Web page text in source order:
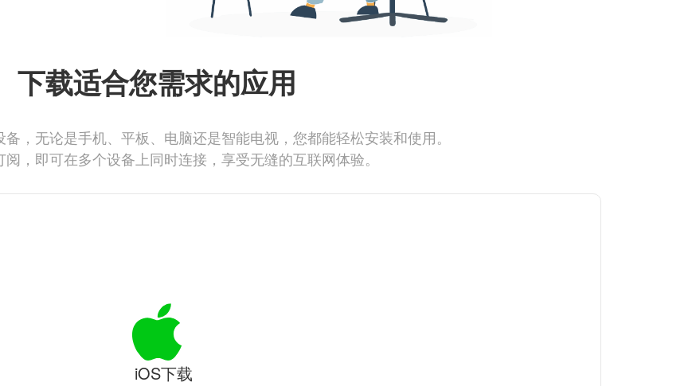
下载适合您需求的应用
，无论是手机、平板、电脑还是智能电视，您都能轻松安装和使用。
，即可在多个设备上同时连接，享受无缝的互联网体验。
iOS下载